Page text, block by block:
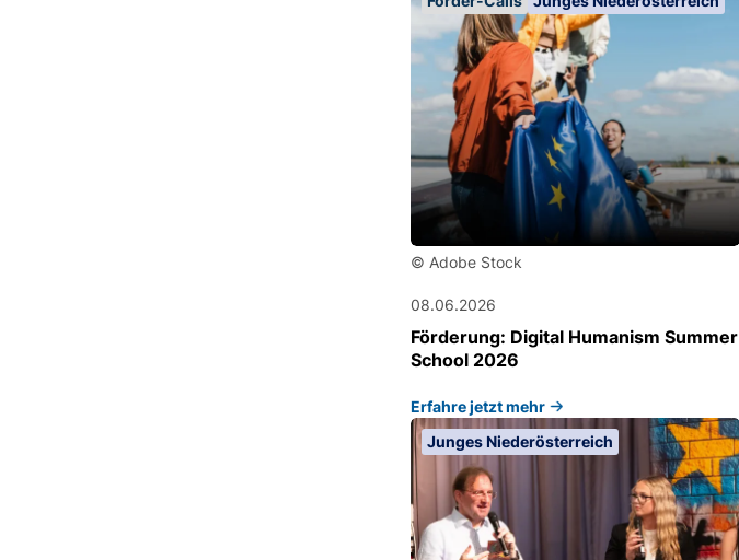
© Adobe Stock
08.06.2026
Förderung: Digital Humanism Summer
School 2026
Erfahre jetzt mehr
Junges Niederösterreich